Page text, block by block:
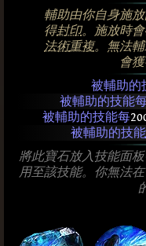
輔助由你自身施
得封印。施放時
法術重複。無法
會
被輔助的
被輔助的技能
被輔助的技能每
被輔助的技能
將此寶石放入技能面
用至該技能。你無法